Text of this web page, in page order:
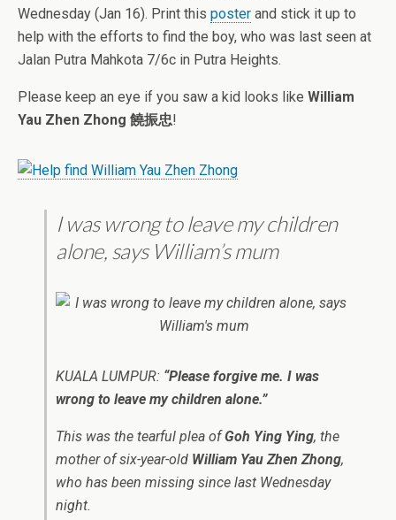
Wednesday (Jan 16). Print this poster and stick it up to
help with the efforts to find the boy, who was last seen at
Jalan Putra Mahkota 7/6c in Putra Heights.
Please keep an eye if you saw a kid looks like William
Yau Zhen Zhong 饒振忠!
I was wrong to leave my children
alone, says William’s mum
KUALA LUMPUR: “Please forgive me. I was
wrong to leave my children alone.”
This was the tearful plea ofGoh Ying Ying, the
mother of six-year-old William Yau Zhen Zhong,
who has been missing since last Wednesday
night.